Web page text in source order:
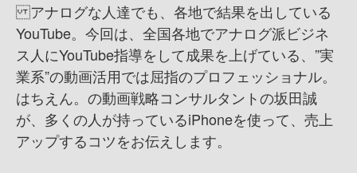
アナログな人達でも、各地で結果を出している
YouTube。 今回は、全国各地でアナログ派ビジネ
ス人にYouTube指導をして成果を上げている、”実
業系”の動画活用では屈指のプロフェッショナル。
はちえん。の動画戦略コンサルタントの坂田誠
が、多くの人が持っているiPhoneを使って、売上
アップするコツをお伝えします。